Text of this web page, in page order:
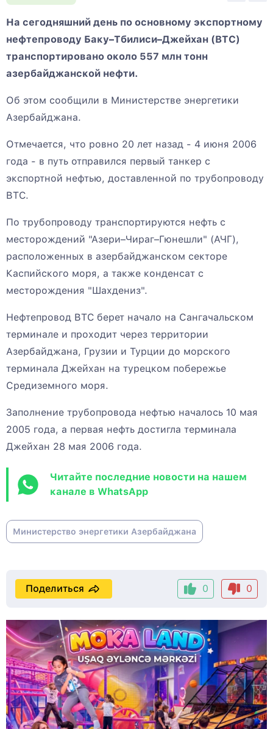
На сегодняшний день по основному экспортному
нефтепроводу Баку–Тбилиси–Джейхан (BTC)
транспортировано около 557 млн тонн
азербайджанской нефти.
Об этом сообщили в Министерстве энергетики
Азербайджана.
Отмечается, что ровно 20 лет назад - 4 июня 2006
года - в путь отправился первый танкер с
экспортной нефтью, доставленной по трубопроводу
BTC.
По трубопроводу транспортируются нефть с
месторождений "Азери–Чираг–Гюнешли" (АЧГ),
расположенных в азербайджанском секторе
Каспийского моря, а также конденсат с
месторождения "Шахдениз".
Нефтепровод BTC берет начало на Сангачальском
терминале и проходит через территории
Азербайджана, Грузии и Турции до морского
терминала Джейхан на турецком побережье
Средиземного моря.
Заполнение трубопровода нефтью началось 10 мая
2005 года, а первая нефть достигла терминала
Джейхан 28 мая 2006 года.
Читайте последние новости на нашем
канале в WhatsApp
Министерство энергетики Азербайджана
0 0
Поделиться